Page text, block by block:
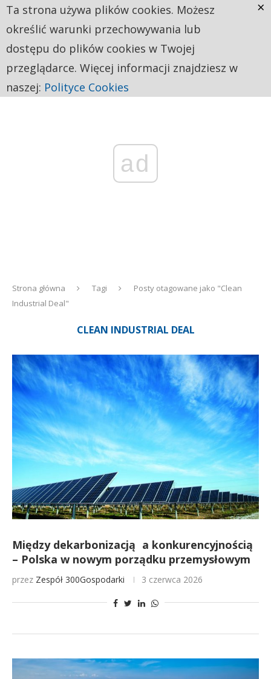
ad
Strona główna Tagi
Posty otagowane jako "Clean
Industrial Deal"
CLEAN INDUSTRIAL DEAL
Między dekarbonizacją a konkurencyjnością
– Polska w nowym porządku przemysłowym
przez Zespół 300Gospodarki 3 czerwca 2026
Ta strona używa plików cookies. Możesz
określić warunki przechowywania lub
dostępu do plików cookies w Twojej
przeglądarce. Więcej informacji znajdziesz w
naszej: Polityce Cookies
×